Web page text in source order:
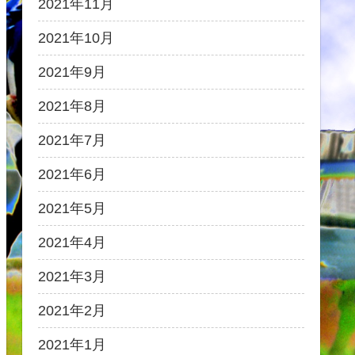
2021年11月
2021年10月
2021年9月
2021年8月
2021年7月
2021年6月
2021年5月
2021年4月
2021年3月
2021年2月
2021年1月